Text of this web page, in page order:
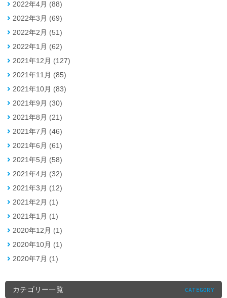
2022年4月 (88)
2022年3月 (69)
2022年2月 (51)
2022年1月 (62)
2021年12月 (127)
2021年11月 (85)
2021年10月 (83)
2021年9月 (30)
2021年8月 (21)
2021年7月 (46)
2021年6月 (61)
2021年5月 (58)
2021年4月 (32)
2021年3月 (12)
2021年2月 (1)
2021年1月 (1)
2020年12月 (1)
2020年10月 (1)
2020年7月 (1)
カテゴリー一覧 CATEGORY